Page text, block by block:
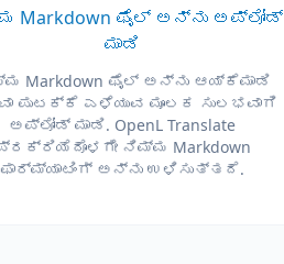
Markdown ಫೈಲ್ ಅನ್ನು ಅಪ್‌ಲೋಡ್
ಮಾಡಿ
Markdown ಫೈಲ್ ಅನ್ನು ಆಯ್ಕೆಮಾಡಿ
ಪುಟಕ್ಕೆ ಎಳೆಯುವ ಮೂಲಕ ಸುಲಭವಾಗಿ
ಅಪ್‌ಲೋಡ್ ಮಾಡಿ. OpenL Translate
ನಿಮ್ಮ Markdown
ಫಾರ್ಮ್ಯಾಟಿಂಗ್ ಅನ್ನು ಉಳಿಸುತ್ತದೆ.